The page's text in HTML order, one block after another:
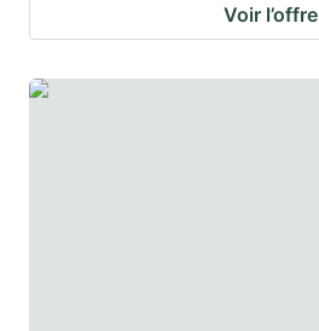
Voir l’offre